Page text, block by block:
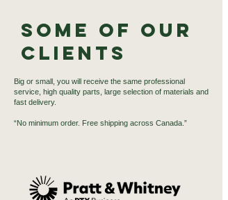
Some of our
Clients
Big or small, you will receive the same professional
service, high quality parts, large selection of materials and
fast delivery.
“No minimum order. Free shipping across Canada.”